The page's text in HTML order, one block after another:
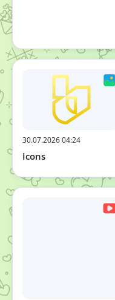
30.07.2026 04:24
Icons